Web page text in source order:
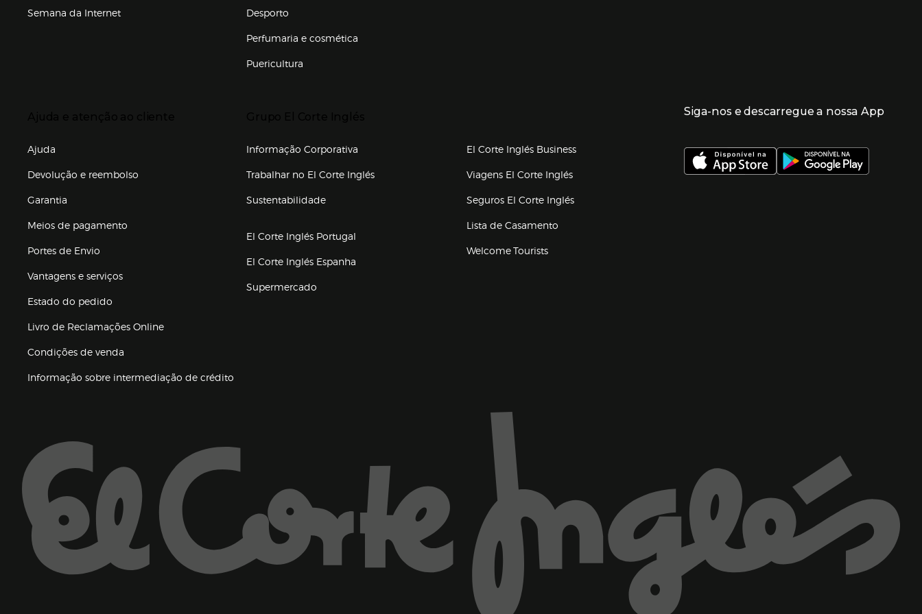
Semana da Internet
Desporto
Perfumaria e cosmética
Puericultura
Ajuda
Devolução e reembolso
Garantia
Meios de pagamento
Portes de Envio
Vantagens e serviços
Estado do pedido
Livro de Reclamações Online
Condições de venda
Informação sobre intermediação de crédito
Informação Corporativa
Trabalhar no El Corte Inglés(abre en nueva ventana)
Sustentabilidade
El Corte Inglés Portugal
El Corte Inglés Espanha
Supermercado
El Corte Inglés Business
Viagens El Corte Inglés(abre en nueva ventana)
Seguros El Corte Inglés(abre en nueva ventana)
Lista de Casamento
Welcome Tourists
Enlaces de grupo el corte inglés
Siga-nos e descarregue a nossa App
Marca El Corte Inglés